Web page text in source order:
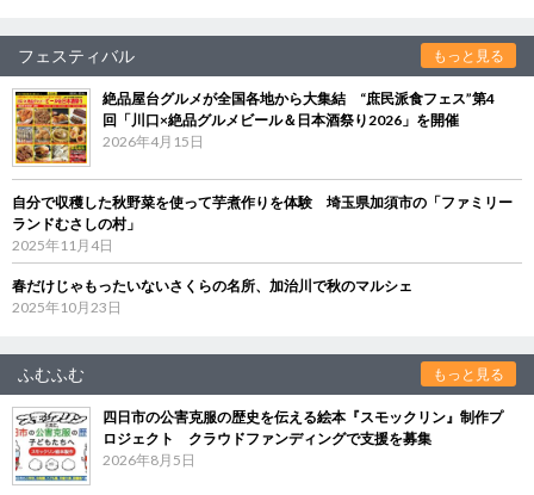
フェスティバル もっと見る
絶品屋台グルメが全国各地から大集結 “庶民派食フェス”第4
回「川口×絶品グルメビール＆日本酒祭り2026」を開催
2026年4月15日
自分で収穫した秋野菜を使って芋煮作りを体験 埼玉県加須市の「ファミリー
ランドむさしの村」
2025年11月4日
春だけじゃもったいないさくらの名所、加治川で秋のマルシェ
2025年10月23日
ふむふむ もっと見る
四日市の公害克服の歴史を伝える絵本『スモックリン』制作プ
ロジェクト クラウドファンディングで支援を募集
2026年8月5日